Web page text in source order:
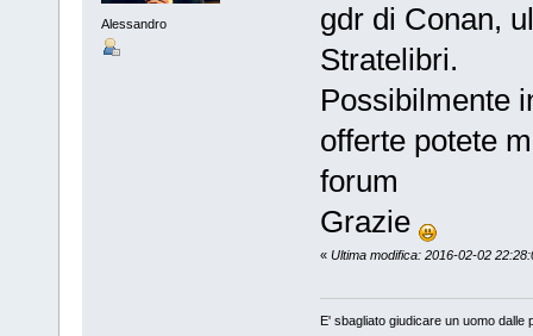
Alessandro
gdr di Conan,
Stratelibri.
Possibilmente
offerte potete
forum
Grazie
« Ultima modifica: 2016-02-02
E' sbagliato giudicare un uomo